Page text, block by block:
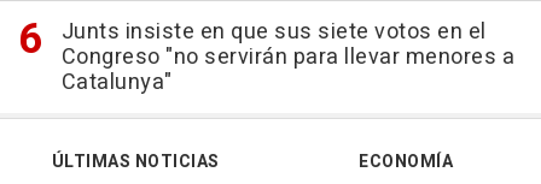
Junts insiste en que sus siete votos en el
Congreso "no servirán para llevar menores a
Catalunya"
ÚLTIMAS NOTICIAS
ECONOMÍA